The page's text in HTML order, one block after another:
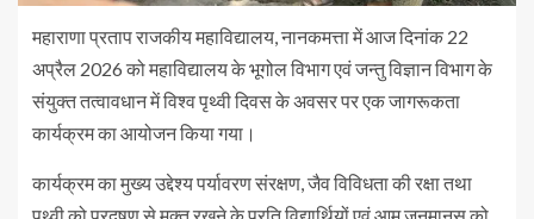
महाराणा प्रताप राजकीय महाविद्यालय, नानकमत्ता में आज दिनांक 22
अप्रैल 2026 को महाविद्यालय के भूगोल विभाग एवं जन्तु विज्ञान विभाग के
संयुक्त तत्वावधान में विश्व पृथ्वी दिवस के अवसर पर एक जागरूकता
कार्यक्रम का आयोजन किया गया।
कार्यक्रम का मुख्य उद्देश्य पर्यावरण संरक्षण, जैव विविधता की रक्षा तथा